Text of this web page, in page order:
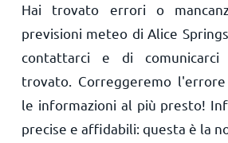
Hai trovato errori o
previsioni meteo di Alice
contattarci e di
trovato. Correggeremo
le informazioni al più presto!
precise e affidabili: questa è la